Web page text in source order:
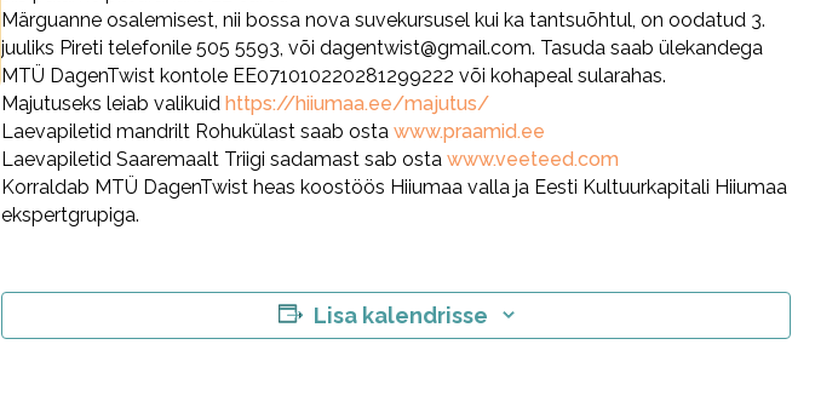
Märguanne osalemisest, nii bossa nova suvekursusel kui ka tantsuõhtul, on oodatud 3.
juuliks Pireti telefonile 505 5593, või dagentwist@gmail.com. Tasuda saab ülekandega
MTÜ DagenTwist kontole EE071010220281299222 või kohapeal sularahas.
Majutuseks leiab valikuid https://hiiumaa.ee/majutus/
Laevapiletid mandrilt Rohukülast saab osta www.praamid.ee
Laevapiletid Saaremaalt Triigi sadamast sab osta www.veeteed.com
Korraldab MTÜ DagenTwist heas koostöös Hiiumaa valla ja Eesti Kultuurkapitali Hiiumaa
ekspertgrupiga.
Lisa kalendrisse